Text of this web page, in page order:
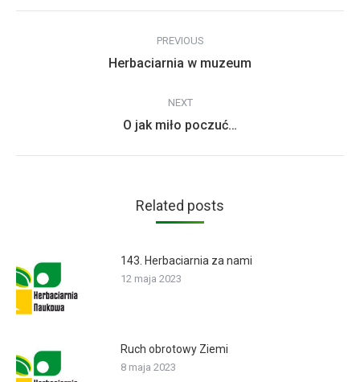
navigation
PREVIOUS
Previous
Herbaciarnia w muzeum
NEXT
Next
O jak miło poczuć…
Related posts
143. Herbaciarnia za nami
12 maja 2023
Ruch obrotowy Ziemi
8 maja 2023